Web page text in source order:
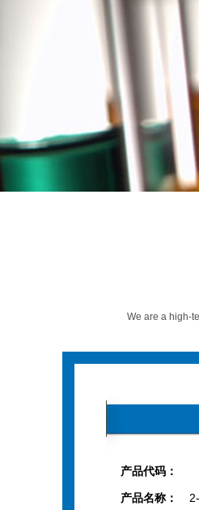
化
工
限
We are a high-
产品代码：
产品名称：